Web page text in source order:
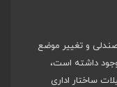
صندلی و تغییر موضع
داشته است،
ساختار اداری